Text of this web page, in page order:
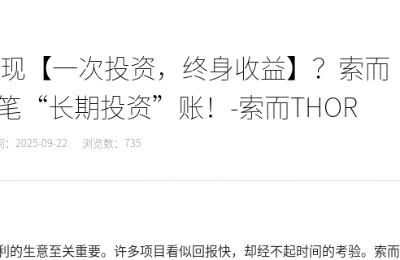
【一次投资，终身收益】？索而
笔“长期投资”账！-索而THOR
：2025-09-22 浏览数：735
生意至关重要。许多项目看似回报快，却经不起时间的考验。索而